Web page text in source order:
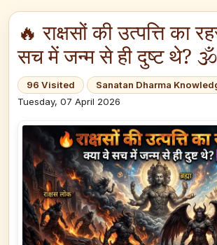
🔥 राक्षसों की उत्पत्ति का
सच में जन्म से ही दुष्ट थे?
96 Visited Sanatan Dharma
Tuesday, 07 April 2026